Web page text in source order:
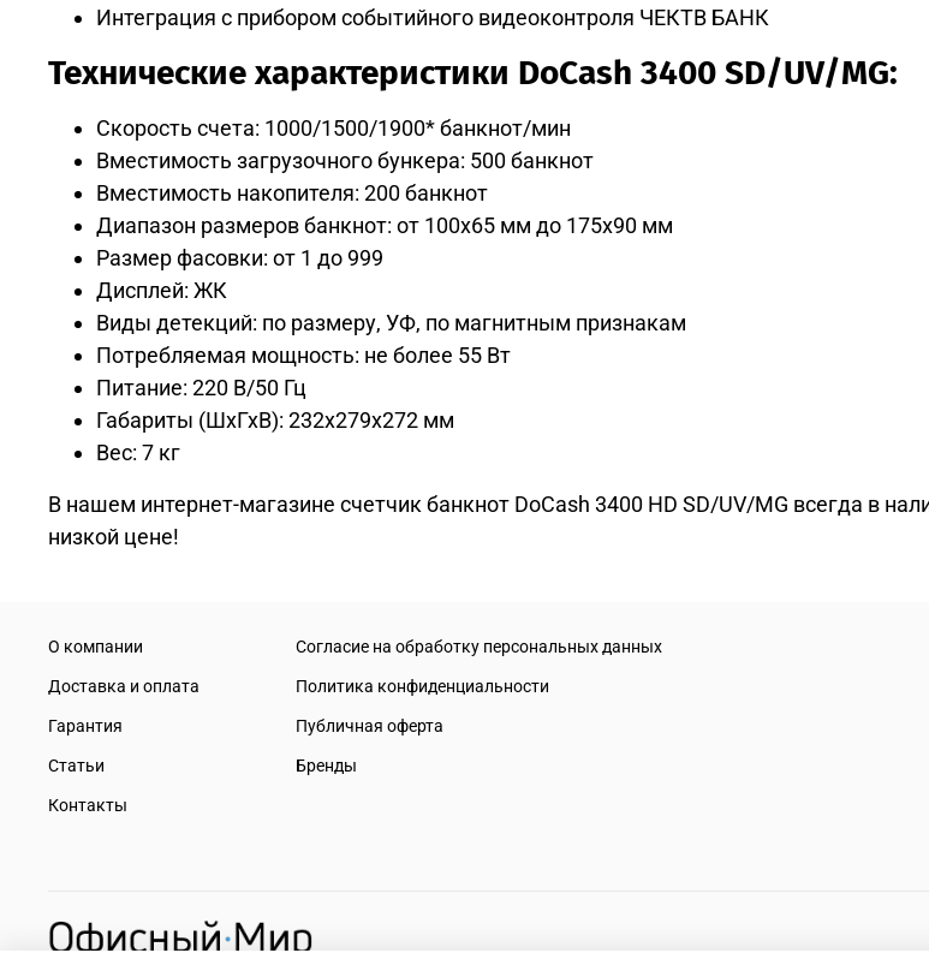
Интеграция с прибором событийного видеоконтроля ЧЕКТВ БАНК
Технические характеристики DoCash 3400 SD/UV/MG:
Скорость счета: 1000/1500/1900* банкнот/мин
Вместимость загрузочного бункера: 500 банкнот
Вместимость накопителя: 200 банкнот
Диапазон размеров банкнот: от 100х65 мм до 175х90 мм
Размер фасовки: от 1 до 999
Дисплей: ЖК
Виды детекций: по размеру, УФ, по магнитным признакам
Потребляемая мощность: не более 55 Вт
Питание: 220 В/50 Гц
Габариты (ШхГхВ): 232x279x272 мм
Вес: 7 кг
В нашем интернет-магазине счетчик банкнот DoCash 3400 HD SD/UV/MG всегда в
низкой цене!
О компании
Доставка и оплата
Гарантия
Статьи
Контакты
Согласие на обработку персональных данных
Политика конфиденциальности
Публичная оферта
Бренды